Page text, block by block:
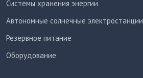
Системы хранения энергии
Автономные солнечные электростанции
Резервное питание
Оборудование